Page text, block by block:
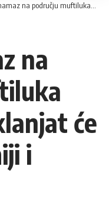
muftiluka mostarskog klanjat će se u 161 džamiji i mesdžidu
na
će
i